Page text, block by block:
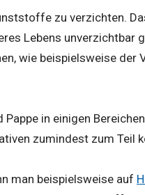
zu verzichten.
Lebens unverzichtbar
wie beispielsweise der
in einigen
zumindest zum Teil
man beispielsweise auf